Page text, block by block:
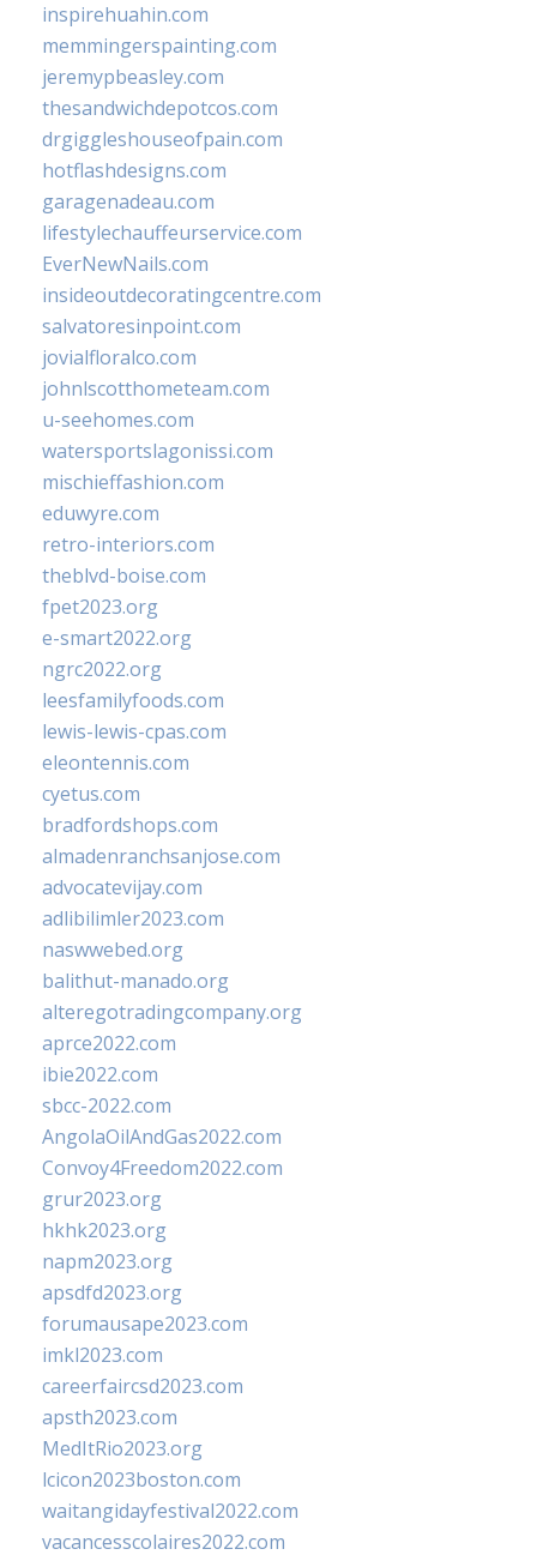
inspirehuahin.com
memmingerspainting.com
jeremypbeasley.com
thesandwichdepotcos.com
drgiggleshouseofpain.com
hotflashdesigns.com
garagenadeau.com
lifestylechauffeurservice.com
EverNewNails.com
insideoutdecoratingcentre.com
salvatoresinpoint.com
jovialfloralco.com
johnlscotthometeam.com
u-seehomes.com
watersportslagonissi.com
mischieffashion.com
eduwyre.com
retro-interiors.com
theblvd-boise.com
fpet2023.org
e-smart2022.org
ngrc2022.org
leesfamilyfoods.com
lewis-lewis-cpas.com
eleontennis.com
cyetus.com
bradfordshops.com
almadenranchsanjose.com
advocatevijay.com
adlibilimler2023.com
naswwebed.org
balithut-manado.org
alteregotradingcompany.org
aprce2022.com
ibie2022.com
sbcc-2022.com
AngolaOilAndGas2022.com
Convoy4Freedom2022.com
grur2023.org
hkhk2023.org
napm2023.org
apsdfd2023.org
forumausape2023.com
imkl2023.com
careerfaircsd2023.com
apsth2023.com
MedItRio2023.org
lcicon2023boston.com
waitangidayfestival2022.com
vacancesscolaires2022.com